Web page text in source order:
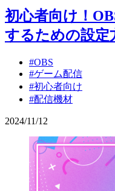
初心者向け！
するための設定
#OBS
#ゲーム配信
#初心者向け
#配信機材
2024/11/12